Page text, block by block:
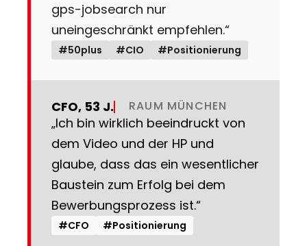
gps-jobsearch nur
uneingeschränkt empfehlen.“
#50plus #CIO #Positionierung
CFO, 53 J. RAUM MÜNCHEN
„Ich bin wirklich beeindruckt von
dem Video und der HP und
glaube, dass das ein wesentlicher
Baustein zum Erfolg bei dem
Bewerbungsprozess ist.“
#CFO #Positionierung